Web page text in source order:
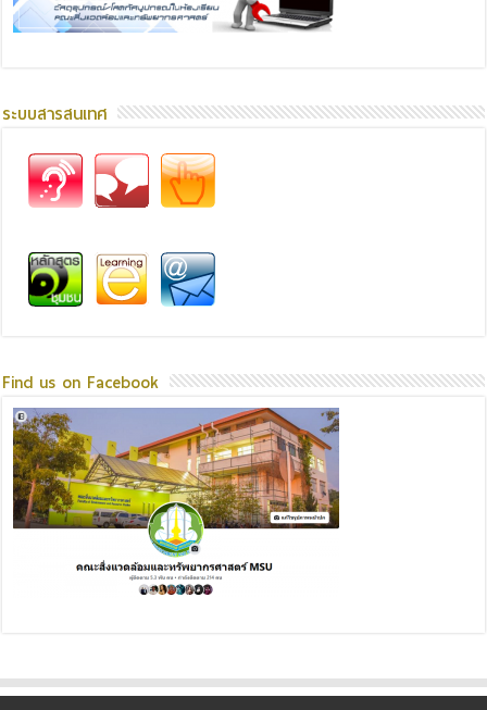
ระบบสารสนเทศ
Find us on Facebook